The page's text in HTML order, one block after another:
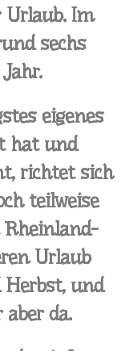
Im
sechs
eigenes
hat und
richtet sich
teilweise
Urlaub
und
da.